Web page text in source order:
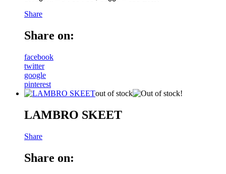
Share
Share on:
facebook
twitter
google
pinterest
out of stock
LAMBRO SKEET
Share
Share on: